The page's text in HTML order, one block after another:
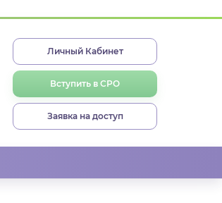
Личный Кабинет
Вступить в СРО
Заявка на доступ